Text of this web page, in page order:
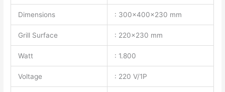
Dimensions : 300x400x230 mm
Grill Surface : 220×230 mm
Watt : 1.800
Voltage : 220 V/1P